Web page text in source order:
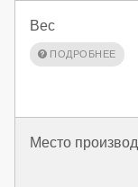
Вес
Место